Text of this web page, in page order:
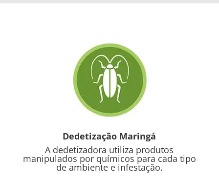
Dedetização Maringá
A dedetizadora utiliza produtos
manipulados por químicos para cada tipo
de ambiente e infestação.